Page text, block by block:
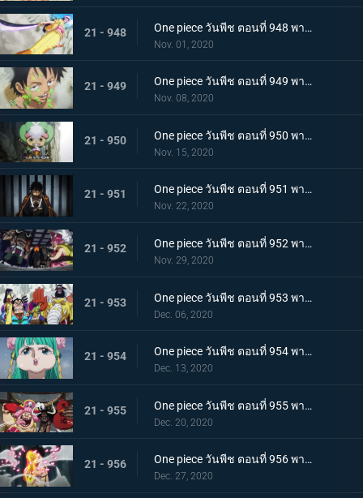
21 - 948 One piece วันพีช ตอนที่ 948 พากย์ไทย เปิดฉากโต้กลับ! ลูฟี่และเหล่าซามูไรฝักดาบแดง!
Nov. 01, 2020
21 - 949 One piece วันพีช ตอนที่ 949 พากย์ไทย มาเพื่อชนะ! เสียงร้องที่สิ้นหวังของลูฟี่
Nov. 08, 2020
21 - 950 One piece วันพีช ตอนที่ 950 พากย์ไทย ความฝันของเหล่าทหาร! ลูฟี่ยึดครองอุด้ง!
Nov. 15, 2020
21 - 951 One piece วันพีช ตอนที่ 951 พากย์ไทย การไล่ล่าของโอโรจิ! หน่วยรบนินจา vs โซโล
Nov. 22, 2020
21 - 952 One piece วันพีช ตอนที่ 952 พากย์ไทย การเผชิญหน้าอย่างไม่คาดคิด! ของสี่จักรพรรดิทั้งสองคน
Nov. 29, 2020
21 - 953 One piece วันพีช ตอนที่ 953 พากย์ไทย คำสารภาพของฮิโยริ! พานพบอีกครั้งที่สะพานโออิฮิงิ
Dec. 06, 2020
21 - 954 One piece วันพีช ตอนที่ 954 พากย์ไทย ชื่อของมันคือเอ็นมะ! สุดยอดดาบของโอเด้ง!
Dec. 13, 2020
21 - 955 One piece วันพีช ตอนที่ 955 พากย์ไทย พันธมิตรใหม่? รวมพลกองกำลังไคโด!
Dec. 20, 2020
21 - 956 One piece วันพีช ตอนที่ 956 พากย์ไทย การต่อสู้ครั้งใหญ่! กลุ่มหมวกฟางเข้าโหมดต่อสู้!
Dec. 27, 2020